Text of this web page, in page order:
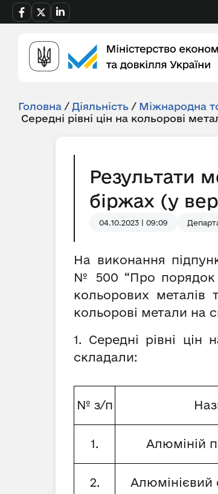
Головна / Діяльність / Міжнародна
Середні рівні цін на кольорові
Результати
біржах (у
04.10.2023 | 09:09
На виконання
№ 500 “Про порядок
кольорових металів
кольорові метали на
1. Середні рівні цін
складали:
№ з/п
1. Алюміній
2. Алюмінієвий